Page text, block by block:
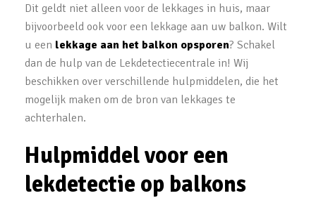
Dit geldt niet alleen voor de lekkages in huis, maar
bijvoorbeeld ook voor een lekkage aan uw balkon. Wilt
u een lekkage aan het balkon opsporen? Schakel
dan de hulp van de Lekdetectiecentrale in! Wij
beschikken over verschillende hulpmiddelen, die het
mogelijk maken om de bron van lekkages te
achterhalen.
Hulpmiddel voor een
lekdetectie op balkons